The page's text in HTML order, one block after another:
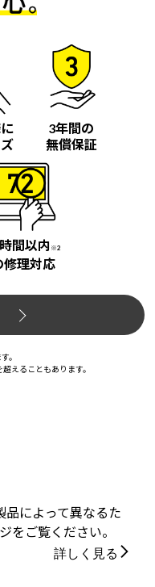
3年間の
無償保証
間以内 ※2
修理対応
。
えることもあります。
品によって異なるた
をご覧ください。
詳しく見る